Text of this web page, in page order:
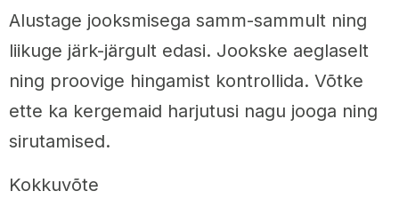
Alustage jooksmisega samm-sammult ning
liikuge järk-järgult edasi. Jookske aeglaselt
ning proovige hingamist kontrollida. Võtke
ette ka kergemaid harjutusi nagu jooga ning
sirutamised.
Kokkuvõte